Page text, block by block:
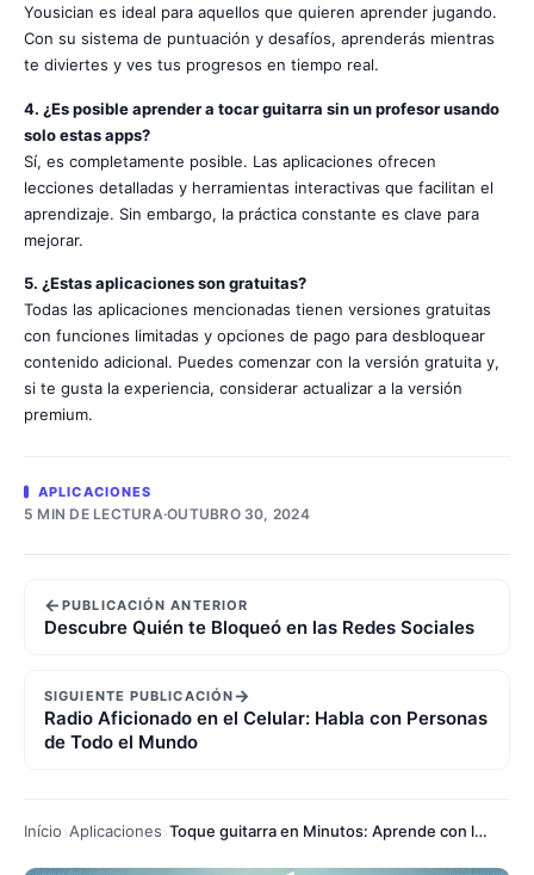
Yousician es ideal para aquellos que quieren aprender jugando.
Con su sistema de puntuación y desafíos, aprenderás mientras
te diviertes y ves tus progresos en tiempo real.
4. ¿Es posible aprender a tocar guitarra sin un profesor usando
solo estas apps?
Sí, es completamente posible. Las aplicaciones ofrecen
lecciones detalladas y herramientas interactivas que facilitan el
aprendizaje. Sin embargo, la práctica constante es clave para
mejorar.
5. ¿Estas aplicaciones son gratuitas?
Todas las aplicaciones mencionadas tienen versiones gratuitas
con funciones limitadas y opciones de pago para desbloquear
contenido adicional. Puedes comenzar con la versión gratuita y,
si te gusta la experiencia, considerar actualizar a la versión
premium.
APLICACIONES
5 MIN DE LECTURA·OUTUBRO 30, 2024
←PUBLICACIÓN ANTERIOR
Descubre Quién te Bloqueó en las Redes Sociales
SIGUIENTE PUBLICACIÓN→
Radio Aficionado en el Celular: Habla con Personas
de Todo el Mundo
Início Aplicaciones Toque guitarra en Minutos: Aprende con los Mejores Apps